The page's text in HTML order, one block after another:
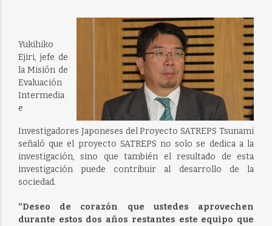
Yukihiko
Ejiri, jefe de
la Misión de
Evaluación
Intermedia
e
Investigadores Japoneses del Proyecto SATREPS Tsunami
señaló que el proyecto SATREPS no solo se dedica a la
investigación, sino que también el resultado de esta
investigación puede contribuir al desarrollo de la
sociedad.
“Deseo de corazón que ustedes aprovechen
durante estos dos años restantes este equipo que